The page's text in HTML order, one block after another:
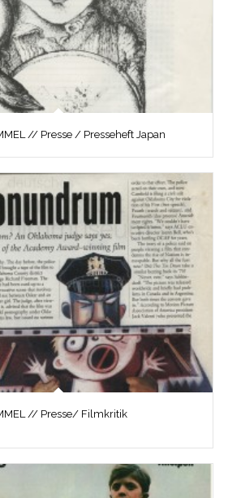
// Presse / Presseheft Japan
// Presse/ Filmkritik